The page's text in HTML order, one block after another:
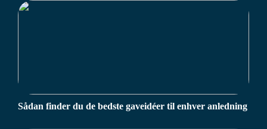
Sådan finder du de bedste gaveidéer til enhver anledning